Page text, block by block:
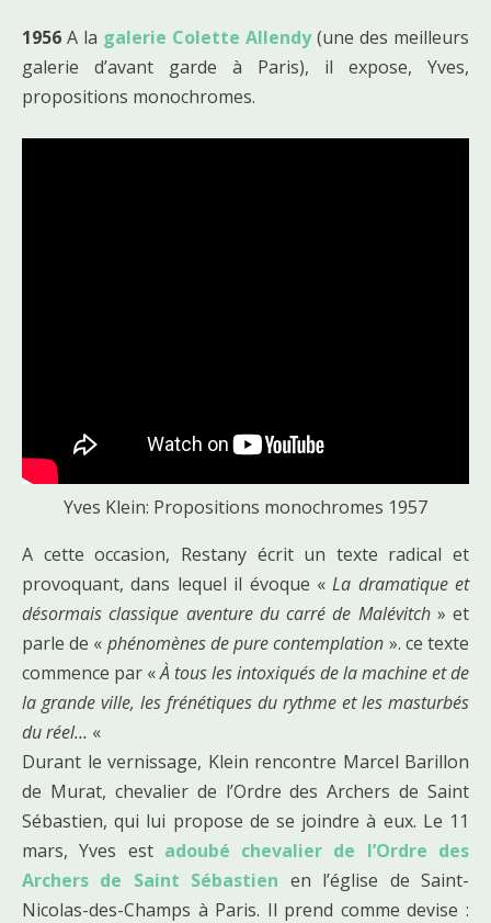
1956 A la galerie Colette Allendy(une des meilleurs
galerie d’avant garde à Paris), il expose, Yves,
propositions monochromes.
Yves Klein: Propositions monochromes 1957
A cette occasion, Restany écrit un texte radical et
provoquant, dans lequel il évoque «La dramatique et
désormais classique aventure du carré de Malévitch» et
parle de « phénomènes de pure contemplation ». ce texte
commence par «À tous les intoxiqués de la machine et de
la grande ville, les frénétiques du rythme et les masturbés
du réel… «
Durant le vernissage, Klein rencontre Marcel Barillon
de Murat, chevalier de l’Ordre des Archers de Saint
Sébastien, qui lui propose de se joindre à eux. Le 11
mars, Yves est adoubé chevalier de l’Ordre des
Archers de Saint Sébastien en l’église de Saint-
Nicolas-des-Champs à Paris. Il prend comme devise :